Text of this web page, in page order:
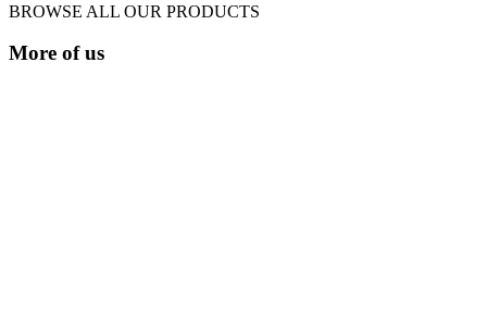
BROWSE ALL OUR PRODUCTS
More of us